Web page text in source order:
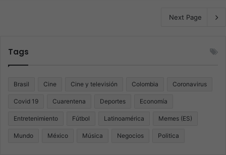
Next Page
Tags
Brasil Cine Cine y televisión Colombia Coronavirus
Covid 19 Cuarentena Deportes Economía
Entretenimiento Fútbol Latinoamérica Memes (ES)
Mundo México Música Negocios Politica